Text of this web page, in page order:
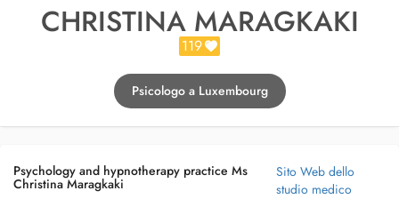
CHRISTINA MARAGKAKI
119
Psicologo a Luxembourg
Psychology and hypnotherapy practice Ms
Christina Maragkaki
Sito Web dello
studio medico